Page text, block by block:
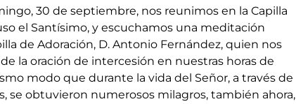
30 de septiembre, nos reunimos en la Capilla
el Santísimo, y escuchamos una meditación
de Adoración, D. Antonio Fernández, quien nos
la oración de intercesión en nuestras horas de
modo que durante la vida del Señor, a través de
se obtuvieron numerosos milagros, también ahora,